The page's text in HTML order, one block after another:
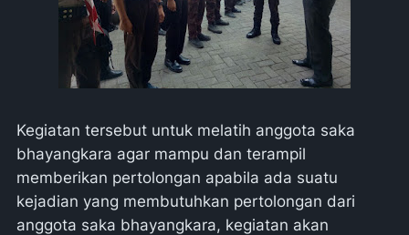
Kegiatan tersebut untuk melatih anggota saka
bhayangkara agar mampu dan terampil
memberikan pertolongan apabila ada suatu
kejadian yang membutuhkan pertolongan dari
anggota saka bhayangkara, kegiatan akan